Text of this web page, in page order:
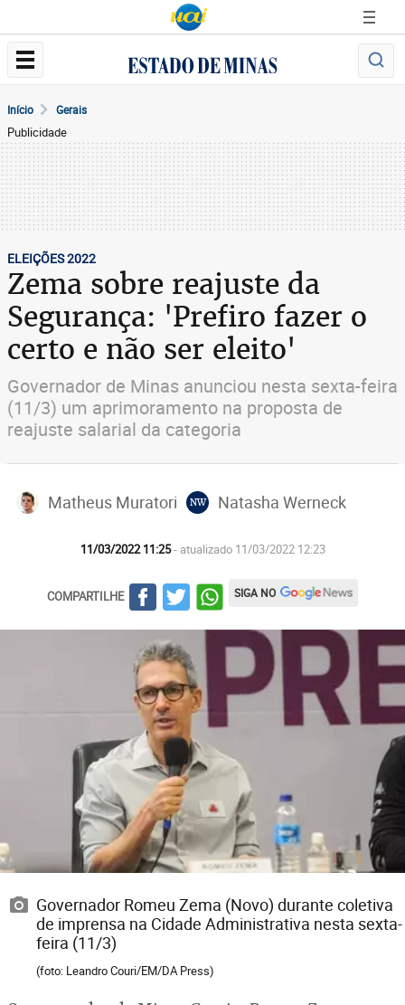
Início Gerais
Publicidade
ELEIÇÕES 2022
Zema sobre reajuste da
Segurança: 'Prefiro fazer o
certo e não ser eleito'
Governador de Minas anunciou nesta sexta-feira
(11/3) um aprimoramento na proposta de
reajuste salarial da categoria
Matheus Muratori NW Natasha Werneck
11/03/2022 11:25- atualizado 11/03/2022 12:23
COMPARTILHE SIGA NO
Governador Romeu Zema (Novo) durante coletiva
de imprensa na Cidade Administrativa nesta sexta-
feira (11/3)
(foto: Leandro Couri/EM/DA Press)